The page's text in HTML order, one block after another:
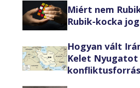
Miért nem
Rubik-kocka
Hogyan vált
Kelet